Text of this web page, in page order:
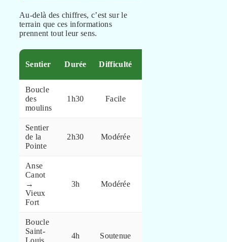
Au-delà des chiffres, c’est sur le
terrain que ces informations
prennent tout leur sens.
Sentier Durée Difficulté
Boucle
des
moulins
1h30 Facile
Sentier
de la
Pointe
2h30 Modérée
Anse
Canot
→
Vieux
Fort
3h Modérée
Boucle
Saint-
Louis
4h Soutenue